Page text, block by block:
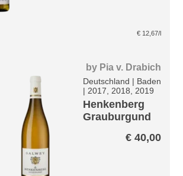
€ 12,67/l
by Pia v. Drabich
Deutschland | Baden
| 2017, 2018, 2019
Henkenberg
Grauburgund
€ 40,00